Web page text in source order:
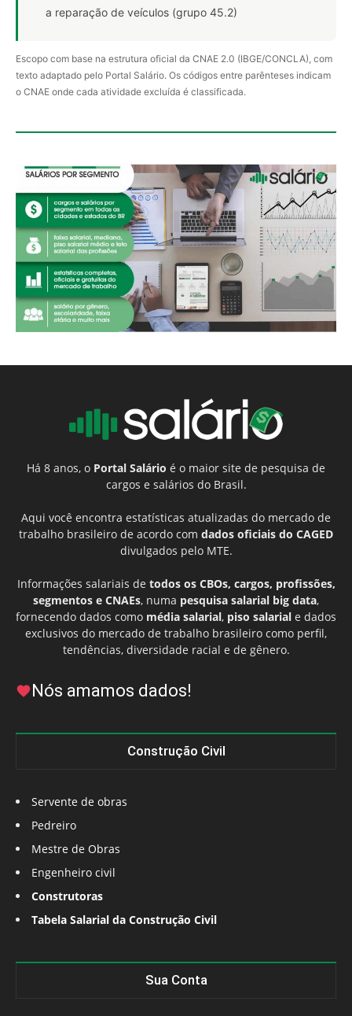
a reparação de veículos (grupo 45.2)
Escopo com base na estrutura oficial da CNAE 2.0 (IBGE/CONCLA), com
texto adaptado pelo Portal Salário. Os códigos entre parênteses indicam
o CNAE onde cada atividade excluída é classificada.
Há 8 anos, o Portal Salário é o maior site de pesquisa de
cargos e salários do Brasil.
Aqui você encontra estatísticas atualizadas do mercado de
trabalho brasileiro de acordo com dados oficiais do CAGED
divulgados pelo MTE.
Informações salariais de todos os CBOs, cargos, profissões,
segmentos e CNAEs, numa pesquisa salarial big data,
fornecendo dados como média salarial, piso salarial e dados
exclusivos do mercado de trabalho brasileiro como perfil,
tendências, diversidade racial e de gênero.
Nós amamos dados!
Construção Civil
Servente de obras
Pedreiro
Mestre de Obras
Engenheiro civil
Construtoras
Tabela Salarial da Construção Civil
Sua Conta